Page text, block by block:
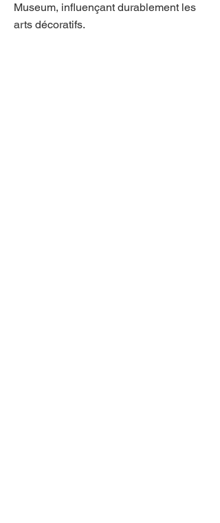
Museum, influençant durablement les
arts décoratifs.